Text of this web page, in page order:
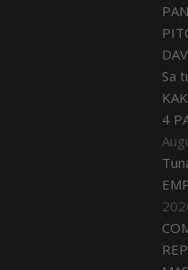
Sa
4